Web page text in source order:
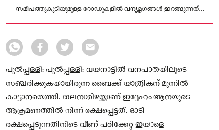
സമീപത്തുകൂടിയുമുള്ള റോഡുകളിൽ വന്യമൃഗങ്ങൾ ഇറങ്ങുന്നത്
പതിവാണ്
പുല്‍പ്പള്ളി: പുൽപ്പള്ളി: വയനാട്ടിൽ വനപാതയിലൂടെ
സഞ്ചരിക്കുകയായിരുന്ന ബൈക്ക് യാത്രികന് മുന്നിൽ
കാട്ടാനയെത്തി. തലനാരിഴയ്ക്കാണ് ഇദ്ദേഹം ആനയുടെ
ആക്രമണത്തിൽ നിന്ന് രക്ഷപ്പെട്ടത്. ഓടി
രക്ഷപ്പെടുന്നതിനിടെ വീണ് പരിക്കേറ്റ ഇയാളെ